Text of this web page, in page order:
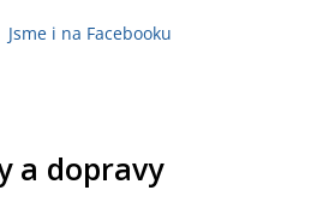
Jsme i na Facebooku
a dopravy